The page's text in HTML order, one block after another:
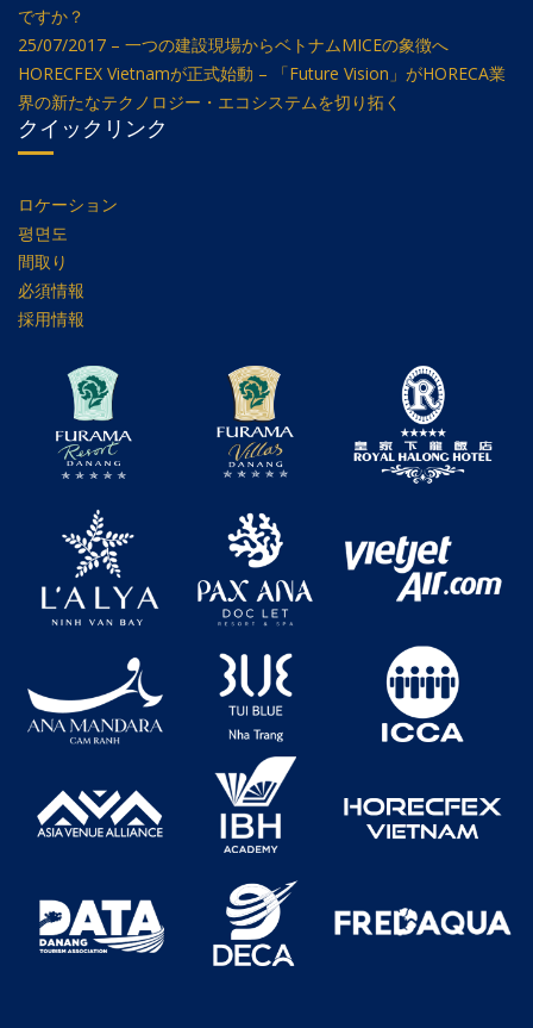
ですか？
25/07/2017 – 一つの建設現場からベトナムMICEの象徴へ
HORECFEX Vietnamが正式始動 – 「Future Vision」がHORECA業
界の新たなテクノロジー・エコシステムを切り拓く
クイックリンク
ロケーション
평면도
間取り
必須情報
採用情報